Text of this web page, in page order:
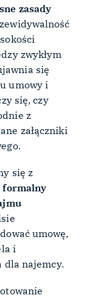
zasady
zwykłym
się
umowy i
się, czy
z
załączniki
się z
formalny
umowę,
i
dla najemcy.